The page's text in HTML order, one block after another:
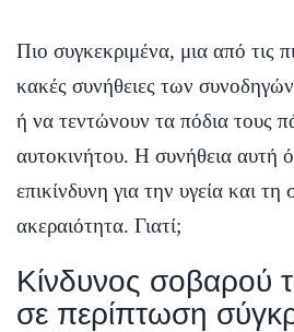
Πιο συγκεκριμένα, μια από τις
κακές συνήθειες των
ή να τεντώνουν τα πόδια τους
αυτοκινήτου. Η συνήθεια αυτή
επικίνδυνη για την υγεία και
ακεραιότητα. Γιατί;
Κίνδυνος σοβαρού
σε περίπτωση